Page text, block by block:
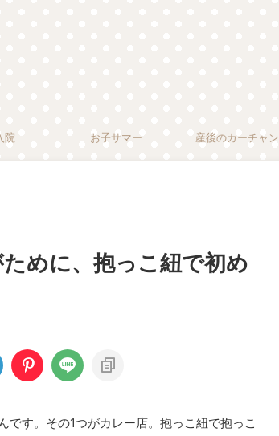
院 お子サマー 産後のカーチャン
めに、抱っこ紐で初め
す。その1つがカレー店。抱っこ紐で抱っこ